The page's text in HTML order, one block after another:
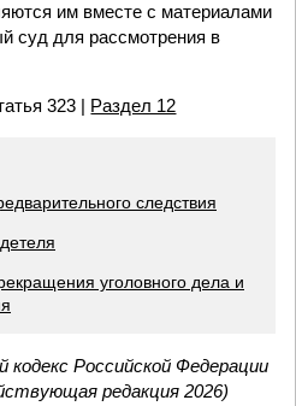
им вместе с материалами
суд для рассмотрения в
323 | Раздел 12
следствия
уголовного дела и
кодекс Российской Федерации
редакция 2026)